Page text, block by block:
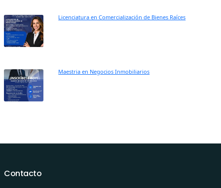
Licenciatura en Comercialización de Bienes Raíces
Maestria en Negocios Inmobiliarios
Contacto